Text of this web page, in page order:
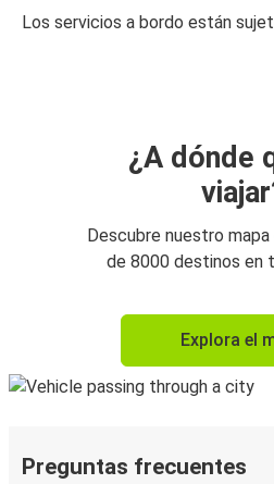
Los servicios a bordo están
¿A dónde
Descubre nuestro
de 8000 destinos en
Explora el
Preguntas frecuentes